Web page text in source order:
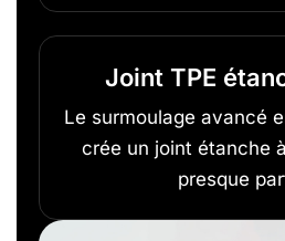
Joint TPE
Le surmoulage avancé
crée un joint étanche
presque